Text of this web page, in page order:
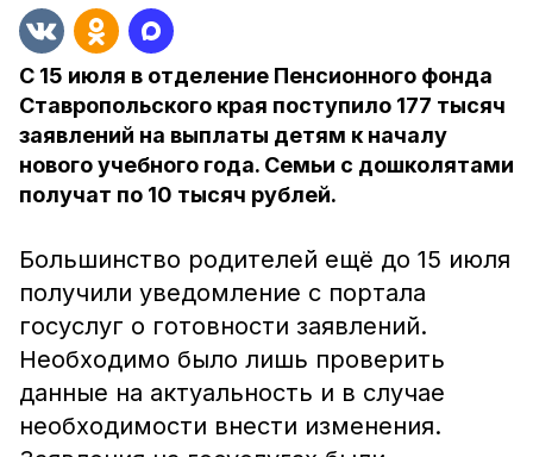
C 15 июля в отделение Пенсионного фонда
Ставропольского края поступило 177 тысяч
заявлений на выплаты детям к началу
нового учебного года. Семьи с дошколятами
получат по 10 тысяч рублей.
Большинство родителей ещё до 15 июля
получили уведомление с портала
госуслуг о готовности заявлений.
Необходимо было лишь проверить
данные на актуальность и в случае
необходимости внести изменения.